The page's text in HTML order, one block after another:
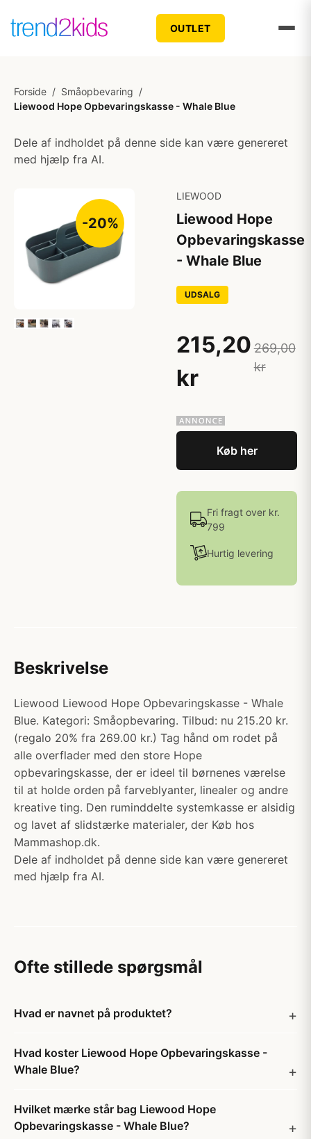
OUTLET
Forside / Småopbevaring /
Liewood Hope Opbevaringskasse - Whale Blue
Dele af indholdet på denne side kan være genereret
med hjælp fra AI.
-20%
LIEWOOD
Liewood Hope
Opbevaringskasse
- Whale Blue
UDSALG
215,20
kr
269,00
kr
Køb her
Fri fragt over kr.
799
Hurtig levering
Beskrivelse
Liewood Liewood Hope Opbevaringskasse - Whale
Blue. Kategori: Småopbevaring. Tilbud: nu 215.20 kr.
(regalo 20% fra 269.00 kr.) Tag hånd om rodet på
alle overflader med den store Hope
opbevaringskasse, der er ideel til børnenes værelse
til at holde orden på farveblyanter, linealer og andre
kreative ting. Den ruminddelte systemkasse er alsidig
og lavet af slidstærke materialer, der Køb hos
Mammashop.dk.
Dele af indholdet på denne side kan være genereret
med hjælp fra AI.
Ofte stillede spørgsmål
Hvad er navnet på produktet?
Hvad koster Liewood Hope Opbevaringskasse -
Whale Blue?
Hvilket mærke står bag Liewood Hope
Opbevaringskasse - Whale Blue?